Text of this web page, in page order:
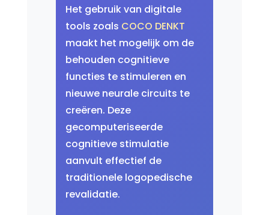
Het gebruik van digitale
tools zoals COCO DENKT
maakt het mogelijk om de
behouden cognitieve
functies te stimuleren en
nieuwe neurale circuits te
creëren. Deze
gecomputeriseerde
cognitieve stimulatie
aanvult effectief de
traditionele logopedische
revalidatie.